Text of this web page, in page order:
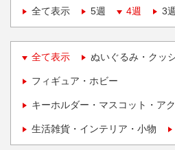
全て表示
5週 4週 3週
全て表示 ぬいぐるみ・クッ
フィギュア・ホビー
キーホルダー・マスコット・ア
生活雑貨・インテリア・小物